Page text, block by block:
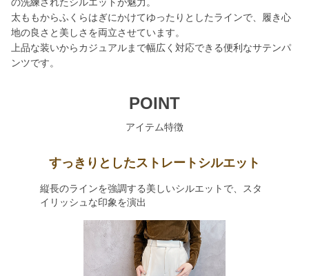
太ももからふくらはぎにかけてゆったりとしたラインで、履き心
地の良さと美しさを両立させています。
上品な装いからカジュアルまで幅広く対応できる便利なサテンパ
ンツです。
POINT
アイテム特徴
すっきりとしたストレートシルエット
縦長のラインを強調する美しいシルエットで、スタ
イリッシュな印象を演出